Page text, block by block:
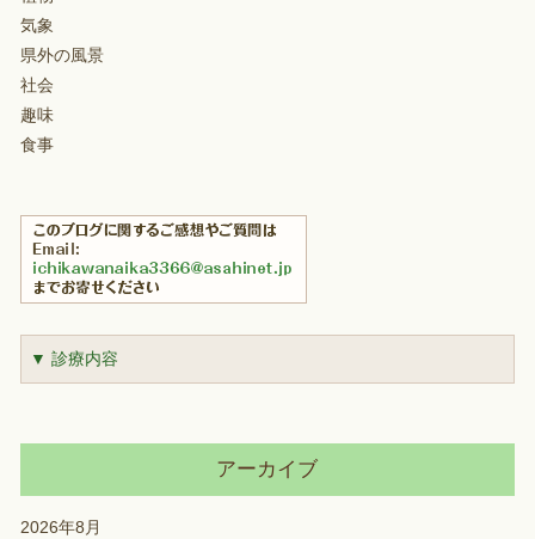
気象
県外の風景
社会
趣味
食事
▼ 診療内容
アーカイブ
2026年8月